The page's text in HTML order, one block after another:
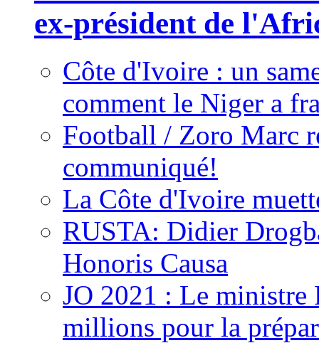
ex-président de
Côte d'Ivoire : un
comment le Niger a
Football / Zoro Marc
communiqué!
La Côte d'Ivoire
RUSTA: Didier
Honoris Causa
JO 2021 : Le ministre
millions pour la